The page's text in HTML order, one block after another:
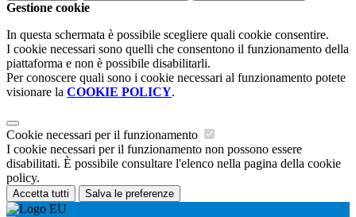
Gestione cookie
In questa schermata è possibile scegliere quali cookie consentire.
I cookie necessari sono quelli che consentono il funzionamento della
piattaforma e non è possibile disabilitarli.
Per conoscere quali sono i cookie necessari al funzionamento potete
visionare la COOKIE POLICY.
Cookie necessari per il funzionamento
I cookie necessari per il funzionamento non possono essere
disabilitati. È possibile consultare l'elenco nella pagina della cookie
policy.
Accetta tutti Salva le preferenze